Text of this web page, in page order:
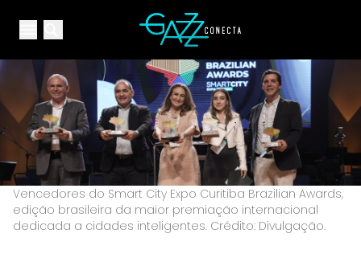
Open main menuYour Company
Vencedores do Smart City Expo Curitiba Brazilian Awards,
edição brasileira da maior premiação internacional
dedicada a cidades inteligentes. Crédito: Divulgação.